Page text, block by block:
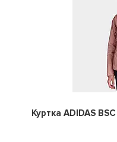
Куртка ADIDAS